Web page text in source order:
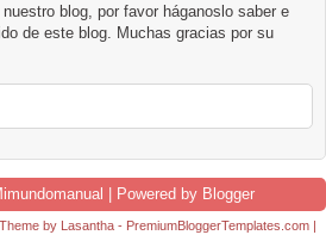
blog, por favor háganoslo saber e
de este blog. Muchas gracias por su
| Powered by Blogger
by Lasantha- PremiumBloggerTemplates.com|